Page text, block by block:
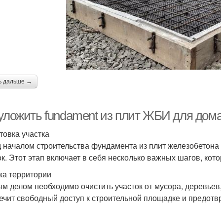
дальше →
fundament из плит ЖБИ для
участка
строительства фундамента из плит
Этот этап включает в себя несколько важных шагов,
территории
делом необходимо очистить участок от мусора,
свободный доступ к строительной площадке и